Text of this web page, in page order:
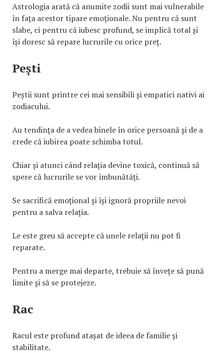
Astrologia arată că anumite zodii sunt mai vulnerabile
în fața acestor tipare emoționale. Nu pentru că sunt
slabe, ci pentru că iubesc profund, se implică total și
își doresc să repare lucrurile cu orice preț.
Pești
Peștii sunt printre cei mai sensibili și empatici nativi ai
zodiacului.
Au tendința de a vedea binele în orice persoană și de a
crede că iubirea poate schimba totul.
Chiar și atunci când relația devine toxică, continuă să
spere că lucrurile se vor îmbunătăți.
Se sacrifică emoțional și își ignoră propriile nevoi
pentru a salva relația.
Le este greu să accepte că unele relații nu pot fi
reparate.
Pentru a merge mai departe, trebuie să învețe să pună
limite și să se protejeze.
Rac
Racul este profund atașat de ideea de familie și
stabilitate.